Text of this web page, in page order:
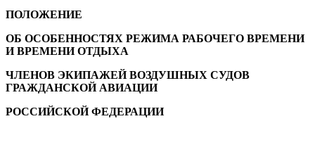
ПОЛОЖЕНИЕ
ОБ ОСОБЕННОСТЯХ РЕЖИМА РАБОЧЕГО ВРЕМЕНИ
И ВРЕМЕНИ ОТДЫХА
ЧЛЕНОВ ЭКИПАЖЕЙ ВОЗДУШНЫХ СУДОВ
ГРАЖДАНСКОЙ АВИАЦИИ
РОССИЙСКОЙ ФЕДЕРАЦИИ